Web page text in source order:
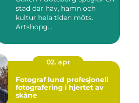
stad där hav, hamn och
kultur hela tiden möts.
Artshopg...
02. apr
Fotograf lund profesjonell
fotografering i hjertet av
skåne